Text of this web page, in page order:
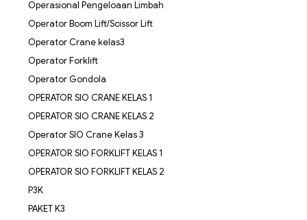
Operasional Pengeloaan Limbah
Operator Boom Lift/Scissor Lift
Operator Crane kelas3
Operator Forklift
Operator Gondola
OPERATOR SIO CRANE KELAS 1
OPERATOR SIO CRANE KELAS 2
Operator SIO Crane Kelas 3
OPERATOR SIO FORKLIFT KELAS 1
OPERATOR SIO FORKLIFT KELAS 2
P3K
PAKET K3